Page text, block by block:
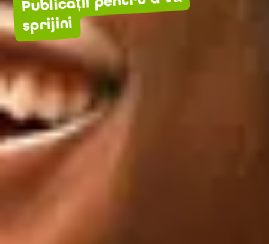
sprijini